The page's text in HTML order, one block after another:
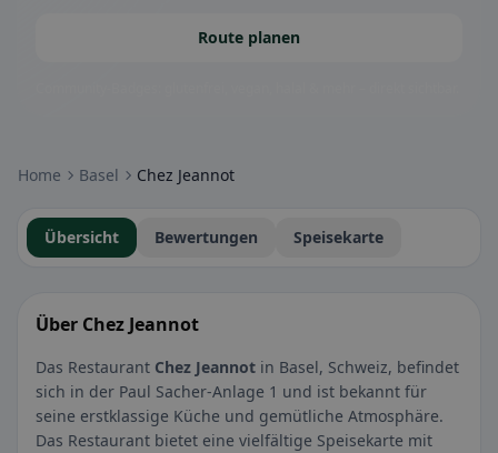
Route planen
Home Basel Chez Jeannot
Übersicht Bewertungen Speisekarte
Über Chez Jeannot
Das Restaurant Chez Jeannot in Basel, Schweiz, befindet
sich in der Paul Sacher-Anlage 1 und ist bekannt für
seine erstklassige Küche und gemütliche Atmosphäre.
Das Restaurant bietet eine vielfältige Speisekarte mit